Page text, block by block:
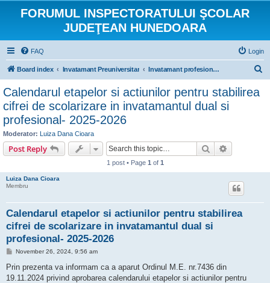
FORUMUL INSPECTORATULUI ŞCOLAR
JUDEŢEAN HUNEDOARA
FAQ Login
Board index Invatamant Preuniversitar Invatamant profesional si tehnic
Calendarul etapelor si actiunilor pentru stabilirea
cifrei de scolarizare in invatamantul dual si
profesional- 2025-2026
Moderator: Luiza Dana Cioara
Post Reply Search
1 post • Page 1 of 1
Luiza Dana Cioara
Membru
Calendarul etapelor si actiunilor pentru stabilirea
cifrei de scolarizare in invatamantul dual si
profesional- 2025-2026
P
s
November 26, 2024, 9:56 am
Prin prezenta va informam ca a aparut Ordinul M.E. nr.7436 din
19.11.2024 privind aprobarea calendarului etapelor si actiunilor pentru